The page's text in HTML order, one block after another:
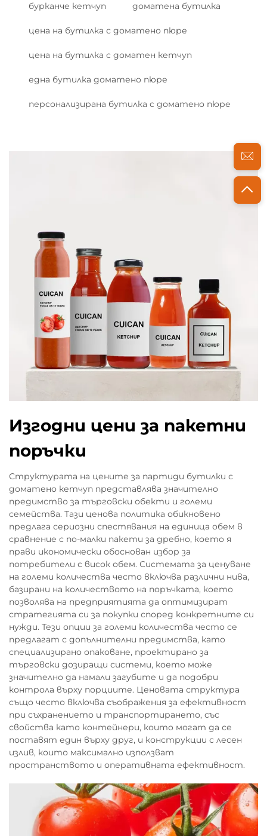
бурканче кетчуп доматена бутилка
цена на бутилка с доматено пюре
цена на бутилка с доматен кетчуп
една бутилка доматено пюре
персонализирана бутилка с доматено пюре
Изгодни цени за пакетни
поръчки
Структурата на цените за партиди бутилки с
доматено кетчуп представлява значително
предимство за търговски обекти и големи
семейства. Тази ценова политика обикновено
предлага сериозни спестявания на единица обем в
сравнение с по-малки пакети за дребно, което я
прави икономически обоснован избор за
потребители с висок обем. Системата за ценуване
на големи количества често включва различни нива,
базирани на количеството на поръчката, което
позволява на предприятията да оптимизират
стратегията си за покупки според конкретните си
нужди. Тези опции за големи количества често се
предлагат с допълнителни предимства, като
специализирано опаковане, проектирано за
търговски дозиращи системи, което може
значително да намали загубите и да подобри
контрола върху порциите. Ценовата структура
също често включва съображения за ефективност
при съхранението и транспортирането, със
свойства като контейнери, които могат да се
поставят един върху друг, и конструкции с лесен
излив, които максимално използват
пространството и оперативната ефективност.